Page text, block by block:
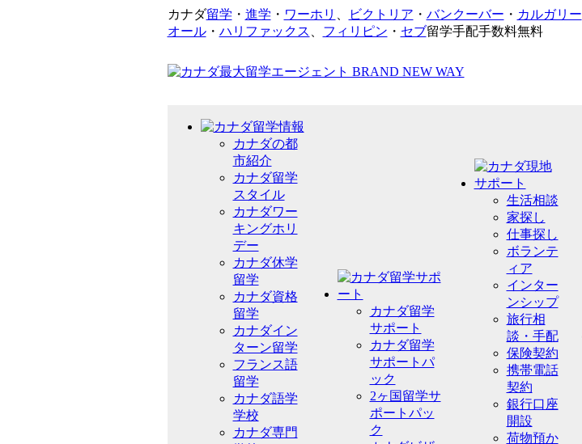
カナダ留学 ・ 進学 ・ ワーホリ ビクトリア ・ バンクーバー ・ カルガリー
オール・ ハリファックス フィリピン ・ セブ留学手配手数料無料
カナダの都
市紹介
カナダ留学
スタイル
カナダワー
キングホリ
デー
カナダ休学
留学
カナダ資格
留学
カナダイン
ターン留学
フランス語
留学
カナダ語学
学校
カナダ専門
カナダ留学
サポート
カナダ留学
サポートパ
ック
2ヶ国留学サ
ポートパッ
ク
生活相談
家探し
仕事探し
ボランテ
ィア
インター
ンシップ
旅行相
談・手配
保険契約
携帯電話
契約
銀行口座
開設
荷物預か